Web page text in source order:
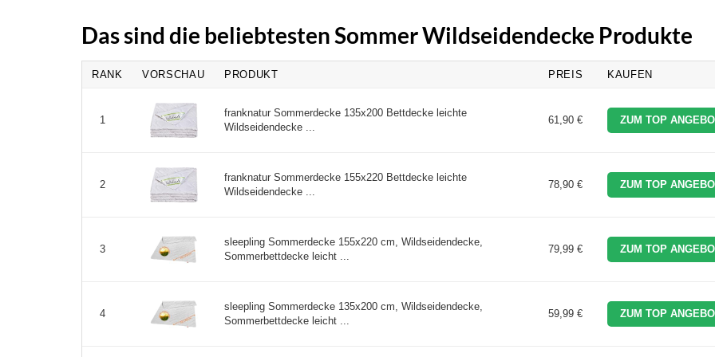
Das sind die beliebtesten Sommer Wildseidendecke Produkte
RANK VORSCHAU PRODUKT PREIS KAUFEN
1
franknatur Sommerdecke 135x200 Bettdecke leichte
Wildseidendecke ...
61,90 € ZUM TOP
2
franknatur Sommerdecke 155x220 Bettdecke leichte
Wildseidendecke ...
78,90 € ZUM TOP
3
sleepling Sommerdecke 155x220 cm, Wildseidendecke,
Sommerbettdecke leicht ...
79,99 € ZUM TOP
4
sleepling Sommerdecke 135x200 cm, Wildseidendecke,
Sommerbettdecke leicht ...
59,99 € ZUM TOP